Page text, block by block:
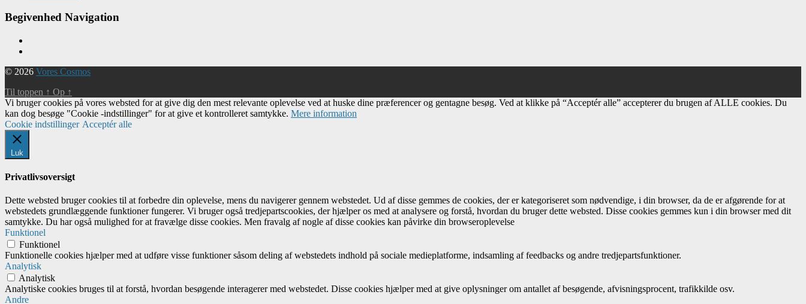
Begivenhed Navigation
© 2026 Vores Cosmos
Til toppen ↑ Op ↑
Vi bruger cookies på vores websted for at give dig den mest relevante oplevelse ved at huske dine præferencer og gentagne besøg. Ved at klikke på “Acceptér alle” accepterer du brugen af ​​ALLE cookies. Du
kan dog besøge "Cookie -indstillinger" for at give et kontrolleret samtykke. Mere information
Cookie indstillinger Acceptér alle
Luk
Privatlivsoversigt
Dette websted bruger cookies til at forbedre din oplevelse, mens du navigerer gennem webstedet. Ud af disse gemmes de cookies, der er kategoriseret som nødvendige, i din browser, da de er afgørende for at
webstedets grundlæggende funktioner fungerer. Vi bruger også tredjepartscookies, der hjælper os med at analysere og forstå, hvordan du bruger dette websted. Disse cookies gemmes kun i din browser med dit
samtykke. Du har også mulighed for at fravælge disse cookies. Men fravalg af nogle af disse cookies kan påvirke din browseroplevelse
Funktionel
Funktionel
Funktionelle cookies hjælper med at udføre visse funktioner såsom deling af webstedets indhold på sociale medieplatforme, indsamling af feedbacks og andre tredjepartsfunktioner.
Analytisk
Analytisk
Analytiske cookies bruges til at forstå, hvordan besøgende interagerer med webstedet. Disse cookies hjælper med at give oplysninger om antallet af besøgende, afvisningsprocent, trafikkilde osv.
Andre